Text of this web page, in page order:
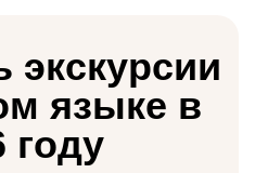
экскурсии
языке в
году